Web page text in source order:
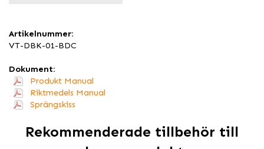
Artikelnummer:
VT-DBK-01-BDC
Dokument:
Produkt Manual
Riktmedels Manual
Sprängskiss
Rekommenderade tillbehör till